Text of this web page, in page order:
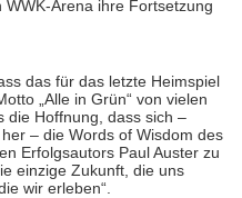
Arena ihre Fortsetzung
das für das letzte Heimspiel
„Alle in Grün“ von vielen
die Hoffnung, dass sich –
– die Words of Wisdom des
Erfolgsautors Paul Auster zu
einzige Zukunft, die uns
wir erleben“.